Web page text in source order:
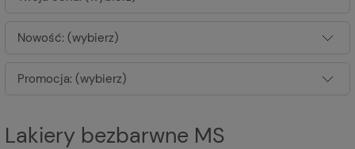
Nowość: (wybierz)
Promocja: (wybierz)
Lakiery bezbarwne MS